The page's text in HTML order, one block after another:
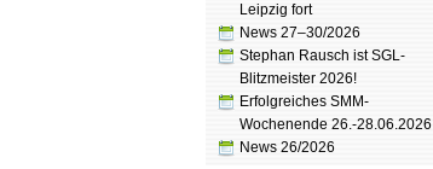
Leipzig fort
News 27–30/2026
Stephan Rausch ist SGL-
Blitzmeister 2026!
Erfolgreiches SMM-
Wochenende 26.-28.06.2026
News 26/2026